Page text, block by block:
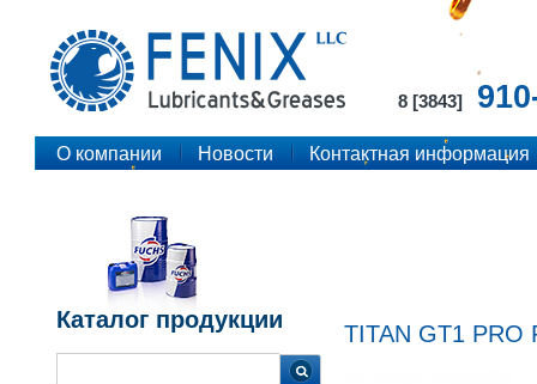
8 [3843]
О компании Новости Контактная информация
Каталог продукции
TITAN GT1 PRO